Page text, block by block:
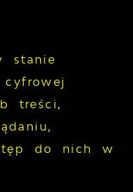
stanie
treści,
do nich w